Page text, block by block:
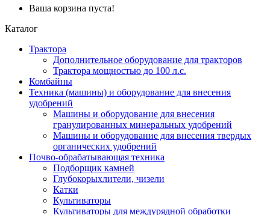
Ваша корзина пуста!
Каталог
Трактора
Дополнительное оборудование для тракторов
Трактора мощностью до 100 л.с.
Комбайны
Техника (машины) и оборудование для внесения
удобрений
Машины и оборудование для внесения
гранулированных минеральных удобрений
Машины и оборудование для внесения твердых
органических удобрений
Почво-обрабатывающая техника
Подборщик камней
Глубокорыхлители, чизели
Катки
Культиваторы
Культиваторы для междурядной обработки